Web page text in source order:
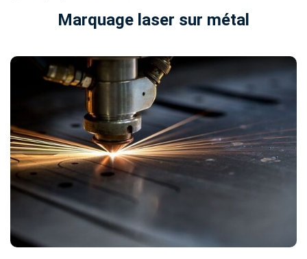
Marquage laser sur métal